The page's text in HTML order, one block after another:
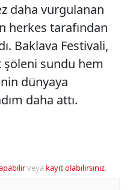
daha vurgulanan
herkes tarafından
Baklava Festivali,
şöleni sundu hem
dünyaya
daha attı.
veya kayıt olabilirsiniz.